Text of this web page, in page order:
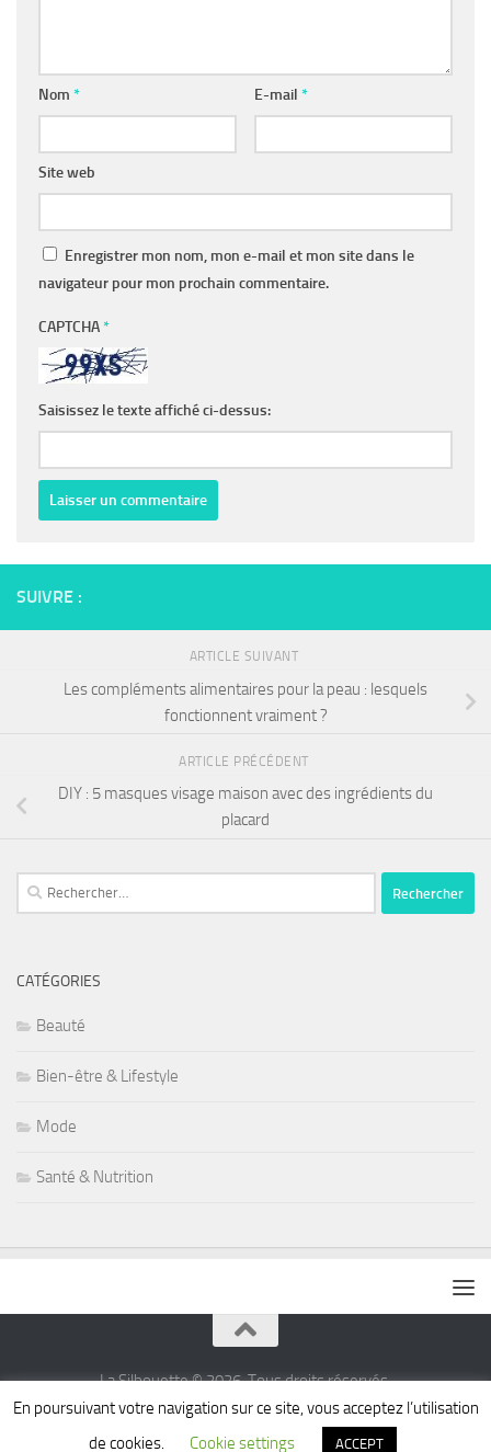
Nom * E-mail *
Site web
Enregistrer mon nom, mon e-mail et mon site dans le
navigateur pour mon prochain commentaire.
CAPTCHA*
Saisissez le texte affiché ci-dessus:
SUIVRE :
ARTICLE SUIVANT
Les compléments alimentaires pour la peau : lesquels
fonctionnent vraiment ?
ARTICLE PRÉCÉDENT
DIY : 5 masques visage maison avec des ingrédients du
placard
Rechercher :
CATÉGORIES
Beauté
Bien-être & Lifestyle
Mode
Santé & Nutrition
La Silhouette © 2026. Tous droits réservés.
Fièrement propulsé par - Conçu parThème Hueman
En poursuivant votre navigation sur ce site, vous acceptez l’utilisation
de cookies.
Cookie settings ACCEPT